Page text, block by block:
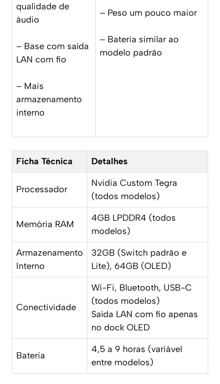
qualidade de
áudio
– Base com saída
LAN com fio
– Mais
armazenamento
interno
– Peso um pouco maior
– Bateria similar ao
modelo padrão
Ficha Técnica Detalhes
Processador
Nvidia Custom Tegra
(todos modelos)
Memória RAM
4GB LPDDR4 (todos
modelos)
Armazenamento
Interno
32GB (Switch padrão e
Lite), 64GB (OLED)
Conectividade
Wi-Fi, Bluetooth, USB-C
(todos modelos)
Saída LAN com fio apenas
no dock OLED
Bateria
4,5 a 9 horas (variável
entre modelos)